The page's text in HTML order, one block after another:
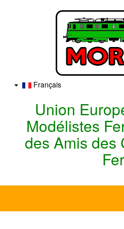
Français
Union
Modélistes
des Amis des
Fer